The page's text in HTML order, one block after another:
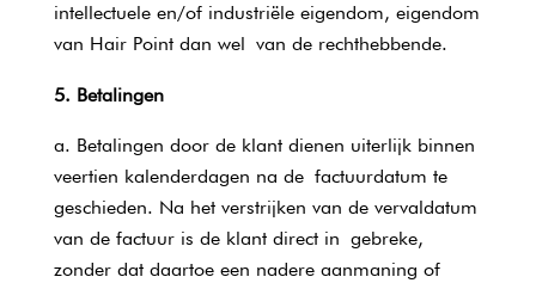
intellectuele en/of industriële eigendom, eigendom
van Hair Point dan wel van de rechthebbende.
5. Betalingen
Betalingen door de klant dienen uiterlijk binnen
veertien kalenderdagen na de factuurdatum te
geschieden. Na het verstrijken van de vervaldatum
van de factuur is de klant direct in gebreke,
zonder dat daartoe een nadere aanmaning of